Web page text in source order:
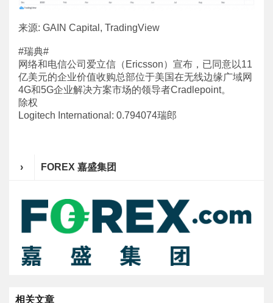
来源: GAIN Capital, TradingView
#瑞典#
网络和电信公司爱立信（Ericsson）宣布，已同意以11
亿美元的企业价值收购总部位于美国在无线边缘广域网
4G和5G企业解决方案市场的领导者Cradlepoint。
除权
Logitech International: 0.794074瑞郎
› FOREX 嘉盛集团
相关文章